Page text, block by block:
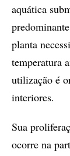
aquática
planta
temperatura
utilização é
interiores.
Sua
ocorre na